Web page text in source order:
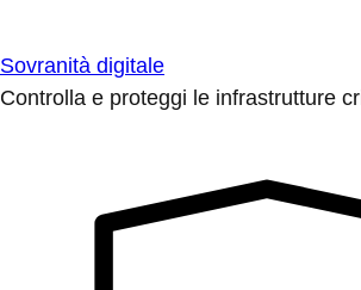
Sovranità digitale
Controlla e proteggi le infrastrutture